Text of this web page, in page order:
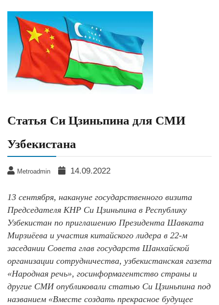
Статья Си Цзиньпина для СМИ
Узбекистана
Metroadmin 14.09.2022
13 сентября, накануне государственного визита
Председателя КНР Си Цзиньпина в Республику
Узбекистан по приглашению Президента Шавката
Мирзиёева и участия китайского лидера в 22-м
заседании Совета глав государств Шанхайской
организации сотрудничества, узбекистанская газета
«Народная речь», госинформагентство страны и
другие СМИ опубликовали статью Си Цзиньпина под
названием «Вместе создать прекрасное будущее